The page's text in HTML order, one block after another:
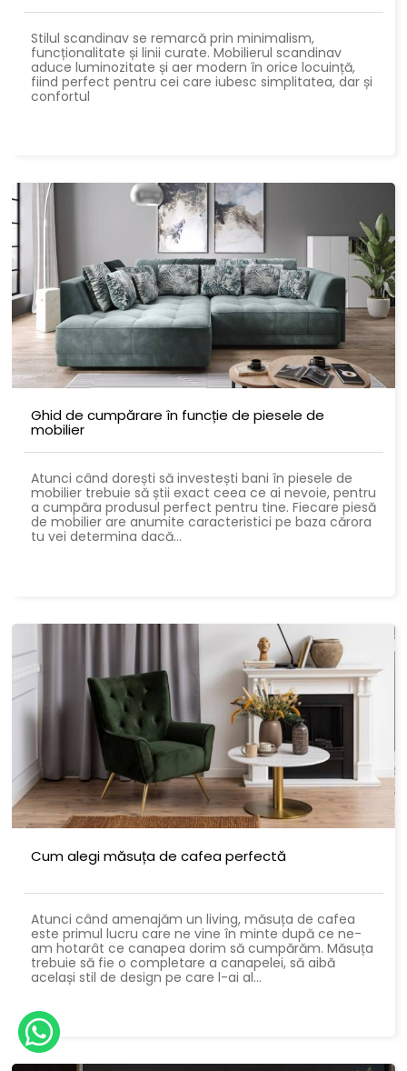
Stilul scandinav se remarcă prin minimalism,
funcționalitate și linii curate. Mobilierul scandinav
aduce luminozitate și aer modern în orice locuință,
fiind perfect pentru cei care iubesc simplitatea, dar și
confortul
Ghid de cumpărare în funcție de piesele de
mobilier
Atunci când dorești să investești bani în piesele de
mobilier trebuie să știi exact ceea ce ai nevoie, pentru
a cumpăra produsul perfect pentru tine. Fiecare piesă
de mobilier are anumite caracteristici pe baza cărora
tu vei determina dacă...
Cum alegi măsuța de cafea perfectă
Atunci când amenajăm un living, măsuța de cafea
este primul lucru care ne vine în minte după ce ne-
am hotarât ce canapea dorim să cumpărăm. Măsuța
trebuie să fie o completare a canapelei, să aibă
același stil de design pe care l-ai al...